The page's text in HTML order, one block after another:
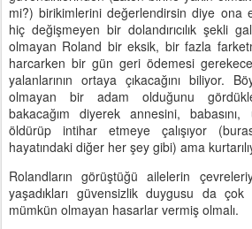
mi?) birikimlerini değerlendirsin diye ona
hiç değişmeyen bir dolandırıcılık şekli
olmayan Roland bir eksik, bir fazla
harcarken bir gün geri ödemesi
yalanlarının ortaya çıkacağını biliyor.
olmayan bir adam olduğunu
bakacağım diyerek annesini,
öldürüp intihar etmeye çalışıyor
hayatındaki diğer her şey gibi) ama
Rolandların görüştüğü ailelerin
yaşadıkları güvensizlik duygusu da
mümkün olmayan hasarlar vermiş olmalı.